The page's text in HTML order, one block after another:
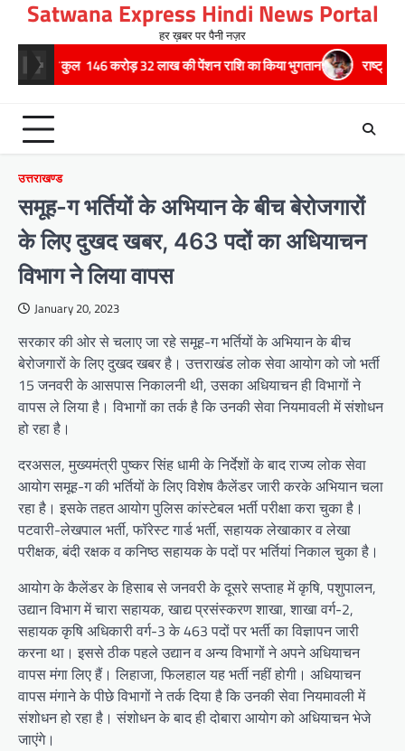
content
Satwana Express Hindi News Portal
हर ख़बर पर पैनी नज़र
कुल 146 करोड़ 32 लाख की पेंशन राशि का किया भुगतान राष्ट्रीय हथकरघा
उत्तराखण्ड
समूह-ग भर्तियों के अभियान के बीच बेरोजगारों
के लिए दुखद खबर, 463 पदों का अधियाचन
विभाग ने लिया वापस
January 20, 2023
सरकार की ओर से चलाए जा रहे समूह-ग भर्तियों के अभियान के बीच
बेरोजगारों के लिए दुखद खबर है। उत्तराखंड लोक सेवा आयोग को जो भर्ती
15 जनवरी के आसपास निकालनी थी, उसका अधियाचन ही विभागों ने
वापस ले लिया है। विभागों का तर्क है कि उनकी सेवा नियमावली में संशोधन
हो रहा है।
दरअसल, मुख्यमंत्री पुष्कर सिंह धामी के निर्देशों के बाद राज्य लोक सेवा
आयोग समूह-ग की भर्तियों के लिए विशेष कैलेंडर जारी करके अभियान चला
रहा है। इसके तहत आयोग पुलिस कांस्टेबल भर्ती परीक्षा करा चुका है।
पटवारी-लेखपाल भर्ती, फॉरेस्ट गार्ड भर्ती, सहायक लेखाकार व लेखा
परीक्षक, बंदी रक्षक व कनिष्ठ सहायक के पदों पर भर्तियां निकाल चुका है।
आयोग के कैलेंडर के हिसाब से जनवरी के दूसरे सप्ताह में कृषि, पशुपालन,
उद्यान विभाग में चारा सहायक, खाद्य प्रसंस्करण शाखा, शाखा वर्ग-2,
सहायक कृषि अधिकारी वर्ग-3 के 463 पदों पर भर्ती का विज्ञापन जारी
करना था। इससे ठीक पहले उद्यान व अन्य विभागों ने अपने अधियाचन
वापस मंगा लिए हैं। लिहाजा, फिलहाल यह भर्ती नहीं होगी। अधियाचन
वापस मंगाने के पीछे विभागों ने तर्क दिया है कि उनकी सेवा नियमावली में
संशोधन हो रहा है। संशोधन के बाद ही दोबारा आयोग को अधियाचन भेजे
जाएंगे।